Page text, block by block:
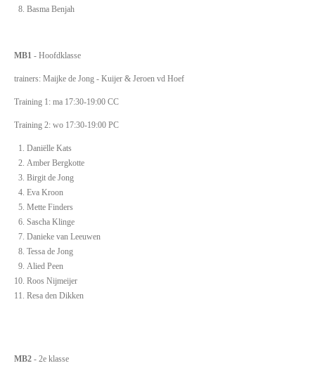
Basma Benjah
MB1 - Hoofdklasse
trainers: Maijke de Jong - Kuijer & Jeroen vd Hoef
Training 1: ma 17:30-19:00 CC
Training 2: wo 17:30-19:00 PC
Daniëlle Kats
Amber Bergkotte
Birgit de Jong
Eva Kroon
Mette Finders
Sascha Klinge
Danieke van Leeuwen
Tessa de Jong
Alied Peen
Roos Nijmeijer
Resa den Dikken
MB2 - 2e klasse